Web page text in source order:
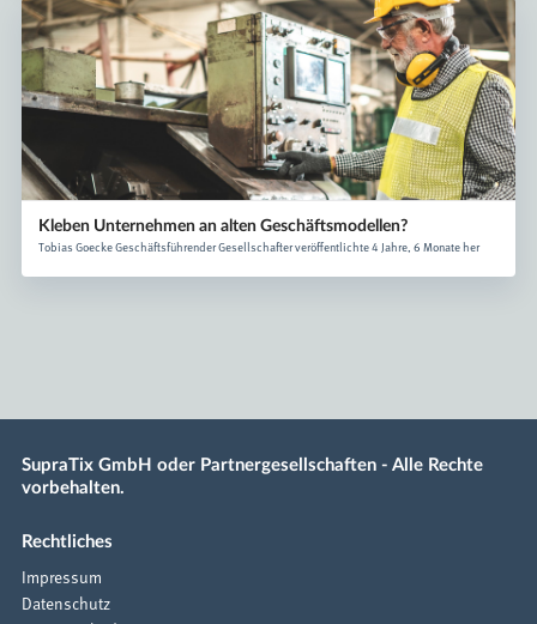
Kleben Unternehmen an alten Geschäftsmodellen?
Tobias Goecke Geschäftsführender Gesellschafter veröffentlichte 4 Jahre, 6 Monate her
SupraTix GmbH oder Partnergesellschaften - Alle Rechte
vorbehalten.
Rechtliches
Impressum
Datenschutz